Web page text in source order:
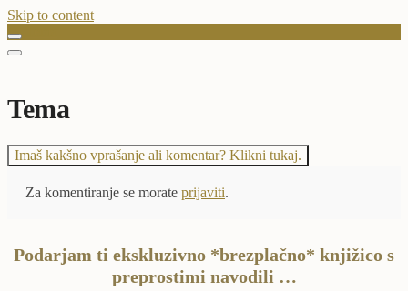
Skip to content
Tema
Imaš kakšno vprašanje ali komentar? Klikni tukaj.
Za komentiranje se morate prijaviti.
Podarjam ti ekskluzivno *brezplačno* knjižico s
preprostimi navodili …